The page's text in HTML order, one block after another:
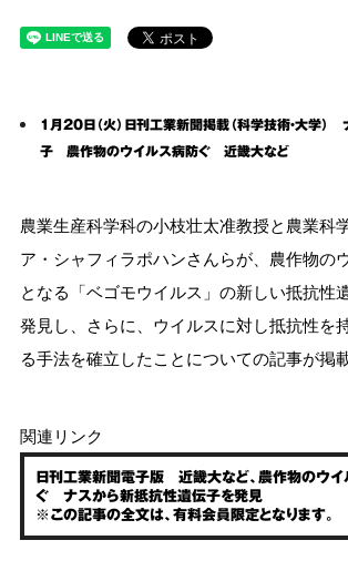
1月20日（火）日刊工業新聞掲載（科学技術・大学）
子 農作物のウイルス病防ぐ 近畿大など
農業生産科学科の小枝壮太准教授と農業科
ア・シャフィラポハンさんらが、農作物の
となる「ベゴモウイルス」の新しい抵抗性
発見し、さらに、ウイルスに対し抵抗性を
る手法を確立したことについての記事が掲
関連リンク
日刊工業新聞電子版 近畿大など、農作物のウイ
ぐ ナスから新抵抗性遺伝子を発見
※この記事の全文は、有料会員限定となります。